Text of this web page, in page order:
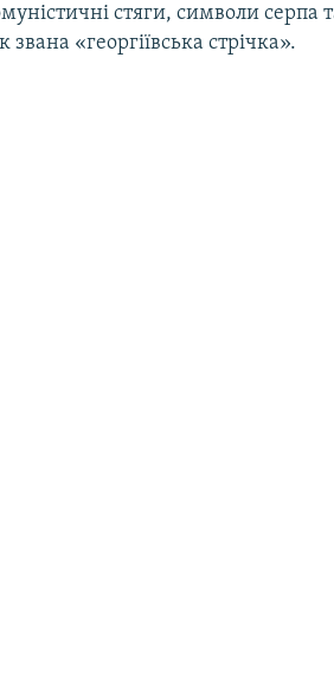
стяги, символи серпа
звана «георгіївська стрічка».